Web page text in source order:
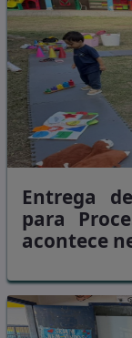
Entrega
para
acontece